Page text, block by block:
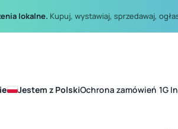
lokalne. Kupuj, wystawiaj, sprzedawaj,
Jestem z PolskiOchrona zamówień 1G